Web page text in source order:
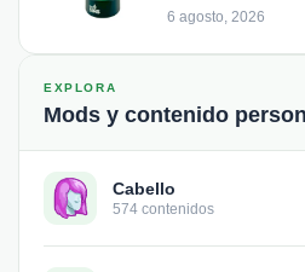
6 agosto, 2026
EXPLORA
Mods y contenido
Cabello
574 contenidos